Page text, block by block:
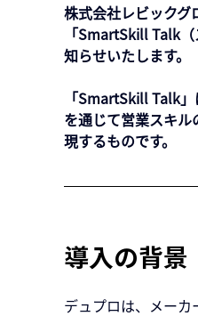
株式会社レビックグ
「SmartSkill Talk
知らせいたします。
「SmartSkill Talk
を通じて営業スキ
現するものです。
導入の背景
デュプロは、メーカ